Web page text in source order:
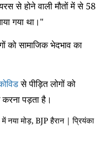
से होने वाली मौतों में से 58
गया था।"
को सामाजिक भेदभाव का
से पीड़ित लोगों को
पड़ता है।
मोड़, BJP हैरान | प्रियंका